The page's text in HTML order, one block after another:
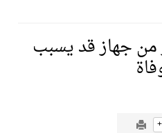
من جهاز قد يسبب
+